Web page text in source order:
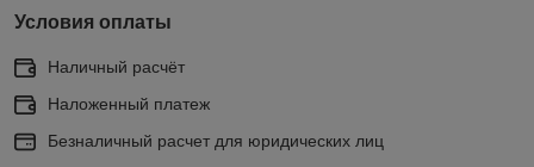
Условия оплаты
Наличный расчёт
Наложенный платеж
Безналичный расчет для юридических лиц